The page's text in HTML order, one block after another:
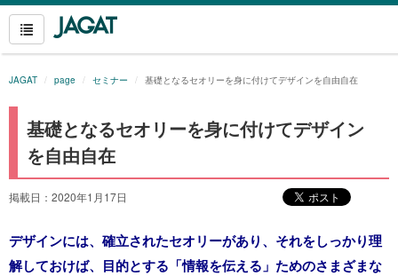
JAGAT page セミナー 基礎となるセオリーを身に付けてデザインを自由自在
基礎となるセオリーを身に付けてデザイン
を自由自在
掲載日：2020年1月17日
デザインには、確立されたセオリーがあり、それをしっかり理
解しておけば、目的とする「情報を伝える」ためのさまざまな